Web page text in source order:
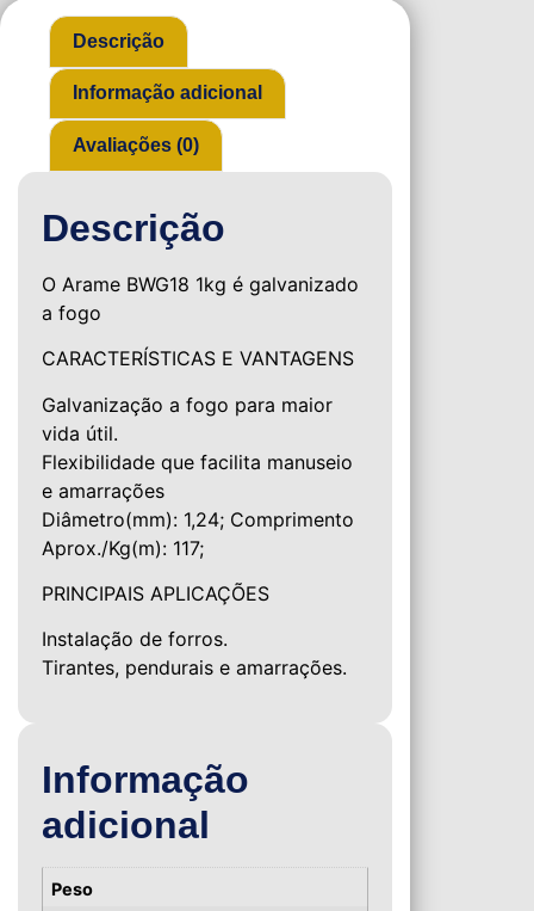
Descrição
Informação adicional
Avaliações (0)
Descrição
O Arame BWG18 1kg é galvanizado
a fogo
CARACTERÍSTICAS E VANTAGENS
Galvanização a fogo para maior
vida útil.
Flexibilidade que facilita manuseio
e amarrações
Diâmetro(mm): 1,24; Comprimento
Aprox./Kg(m): 117;
PRINCIPAIS APLICAÇÕES
Instalação de forros.
Tirantes, pendurais e amarrações.
Informação
adicional
Peso